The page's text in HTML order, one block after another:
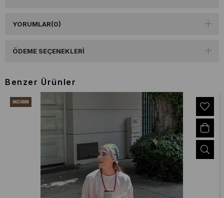
YORUMLAR(0)
ÖDEME SEÇENEKLERI
Benzer Ürünler
İNDIRIM